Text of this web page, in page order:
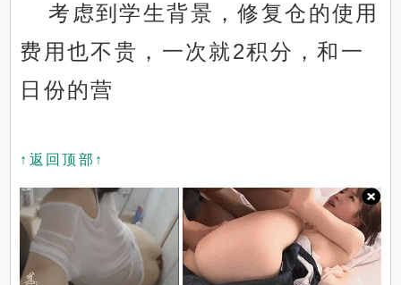
考虑到学生背景，修复仓的使用
费用也不贵，一次就2积分，和一
日份的营
↑返回顶部↑